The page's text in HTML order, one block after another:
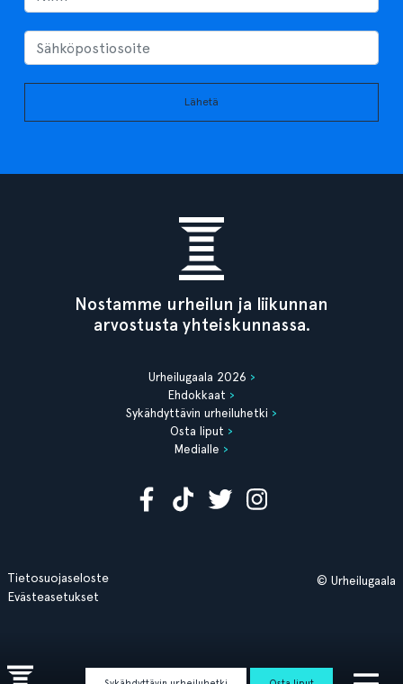
Lähetä
Nostamme urheilun ja liikunnan
arvostusta yhteiskunnassa.
Urheilugaala 2026
Ehdokkaat
Sykähdyttävin urheiluhetki
Osta liput
Medialle
Tietosuojaseloste
Evästeasetukset
© Urheilugaala